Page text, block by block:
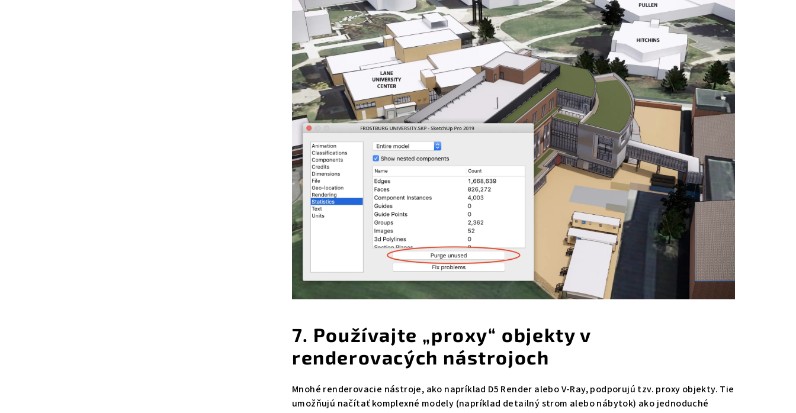
7. Používajte „proxy“ objekty v
renderovacých nástrojoch
Mnohé renderovacie nástroje, ako napríklad D5 Render alebo V-Ray, podporujú tzv. proxy objekty. Tie
umožňujú načítať komplexné modely (napríklad detailný strom alebo nábytok) ako jednoduché